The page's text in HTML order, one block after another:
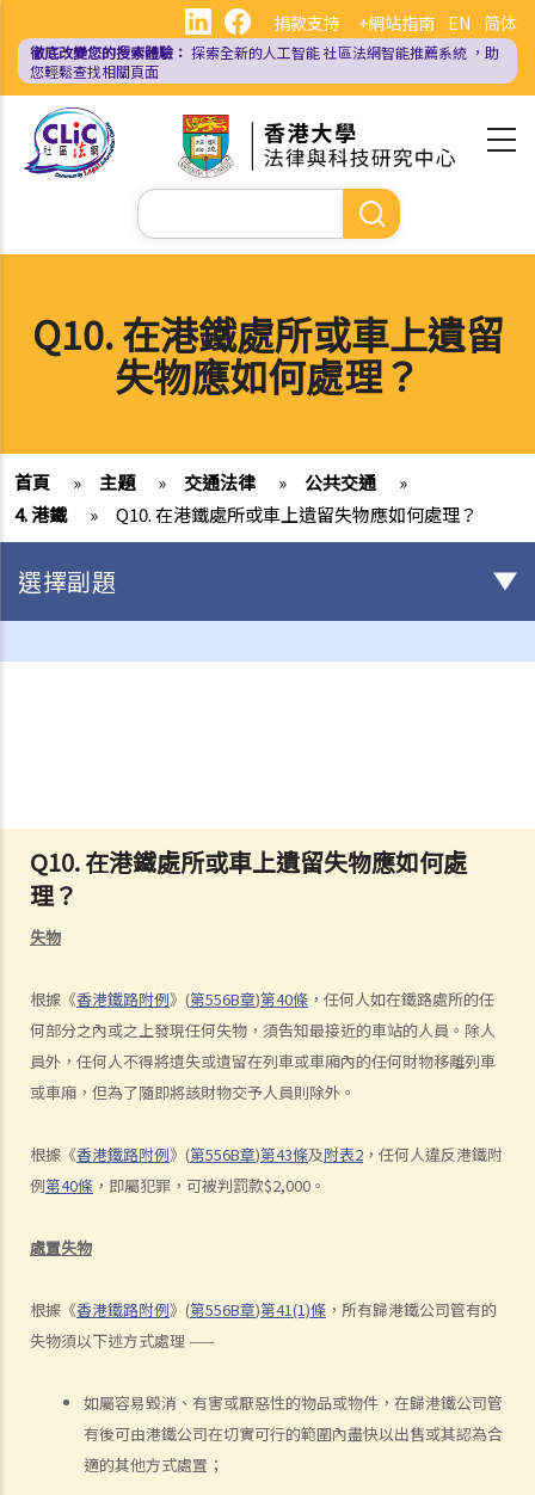
內
EN 简体
捐款支持 +網站指南
徹底改變您的搜索體驗： 探索全新的人工智能社區法網智能推薦系統 ，助
您輕鬆查找相關頁面
Search
Q10. 在港鐵處所或車上遺留
失物應如何處理？
首頁 » 主題 » 交通法律 » 公共交通
»
4. 港鐵
» Q10. 在港鐵處所或車上遺留失物應如何處理？
Q10. 在港鐵處所或車上遺留失物應如何處
理？
失物
根據《香港鐵路附例》 (第556B章)第40條 ，任何人如在鐵路處所的任
何部分之內或之上發現任何失物，須告知最接近的車站的人員。除人
員外，任何人不得將遺失或遺留在列車或車廂內的任何財物移離列車
或車廂，但為了隨即將該財物交予人員則除外。
根據《香港鐵路附例》 (第556B章)第43條及附表2 ，任何人違反港鐵附
例第40條 ，即屬犯罪，可被判罰款$2,000 。
處置失物
根據《香港鐵路附例》 (第556B章)第41(1)條 ，所有歸港鐵公司管有的
失物須以下述方式處理 ——
如屬容易毀消、有害或厭惡性的物品或物件，在歸港鐵公司管
有後可由港鐵公司在切實可行的範圍內盡快以出售或其認為合
適的其他方式處置；
選擇副題
駕駛
a. 沒有遵守安全停車距離及從後撞擊
b. 沒有察看清楚而倒車
c. 不安全地超車
5. 判刑
危險駕駛
1. 「危險」
2. 「對一個合格而謹慎的駕駛人而言，該人以該方式駕駛汽車會屬危
3. 危險駕駛的典型例子
b. 蓄意衝紅燈
d. 駕駛超載的車輛
4. 如何證明危險駕駛
界線，撞上一輛停在對面行車線路旁的車輛。R女士被控危險駕駛。她
辯稱視線被樹木阻擋，以致看不到紅燈，她當時已竭盡所能控制車輛，
無奈車輛仍然失控衝過對面行車線。假設R女士所言屬實，她可以脫罪